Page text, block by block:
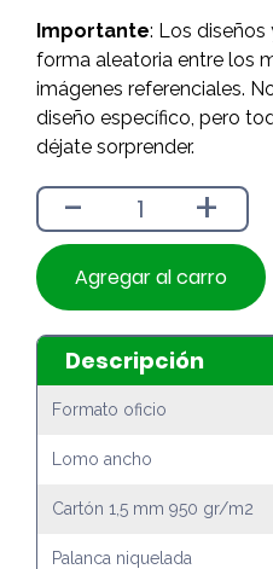
Importante: Los diseños
forma aleatoria entre los
imágenes referenciales.
diseño específico, pero
déjate sorprender.
- +
Agregar al carro
Descripción
Formato oficio
Lomo ancho
Cartón 1,5 mm 950 gr/m2
Palanca niquelada